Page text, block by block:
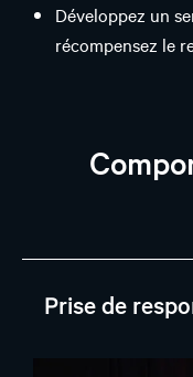
Développez un
récompensez le
Prise de